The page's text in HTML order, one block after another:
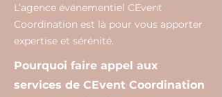
L’agence événementiel CEvent
Coordination est là pour vous apporter
expertise et sérénité.
Pourquoi faire appel aux
services de CEvent Coordination